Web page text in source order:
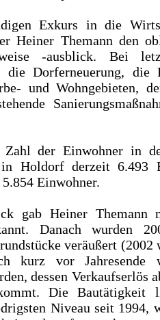
Exkurs in die
Heiner Themann den
-ausblick. Bei
die Dorferneuerung, die
und Wohngebieten,
der Einwohner in
Holdorf derzeit 6.493
Einwohner.
gab Heiner Themann
Danach wurden
veräußert (2002
kurz vor Jahresende
dessen Verkaufserlös
Die
Niveau seit 1994,